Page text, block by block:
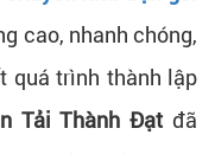
cao, nhanh chóng,
quá trình thành lập
Tải Thành Đạt đã